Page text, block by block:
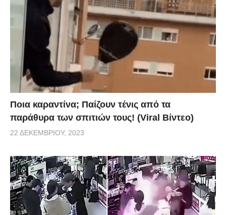
Ποια καραντίνα; Παίζουν τένις από τα
παράθυρα των σπιτιών τους! (Viral Βίντεο)
22 ΔΕΚΕΜΒΡΊΟΥ, 2023